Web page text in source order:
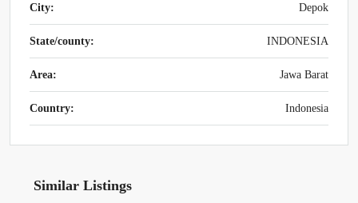
City: Depok
State/county: INDONESIA
Area: Jawa Barat
Country: Indonesia
Similar Listings